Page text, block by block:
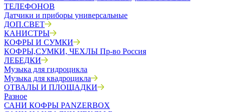
ТЕЛЕФОНОВ
Датчики и приборы универсальные
ДОП.СВЕТ
КАНИСТРЫ
КОФРЫ И СУМКИ
КОФРЫ,СУМКИ, ЧЕХЛЫ Пр-во Россия
ЛЕБЕДКИ
Музыка для гидроцикла
Музыка для квадроцикла
ОТВАЛЫ И ПЛОЩАДКИ
Разное
САНИ КОФРЫ PANZERBOX